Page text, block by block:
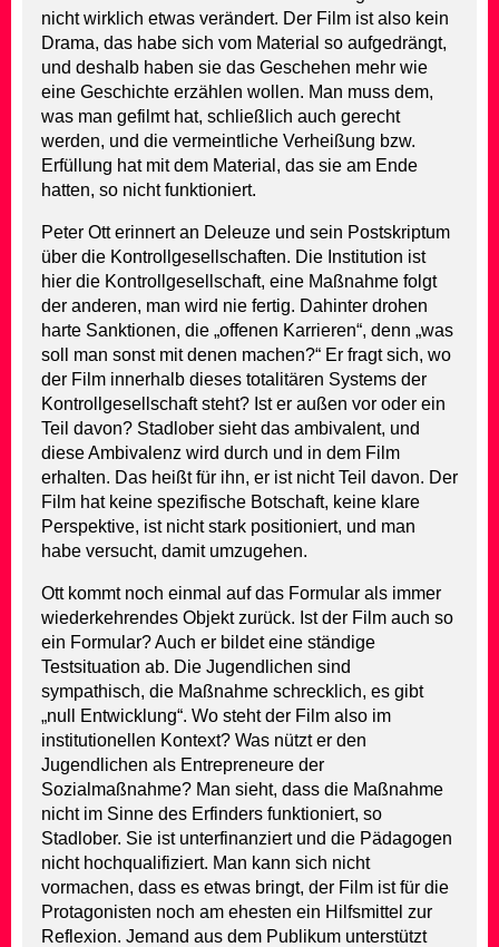
nicht wirklich etwas verändert. Der Film ist also kein
Drama, das habe sich vom Material so aufgedrängt,
und deshalb haben sie das Geschehen mehr wie
eine Geschichte erzählen wollen. Man muss dem,
was man gefilmt hat, schließlich auch gerecht
werden, und die vermeintliche Verheißung bzw.
Erfüllung hat mit dem Material, das sie am Ende
hatten, so nicht funktioniert.
Peter Ott erinnert an Deleuze und sein Postskriptum
über die Kontrollgesellschaften. Die Institution ist
hier die Kontrollgesellschaft, eine Maßnahme folgt
der anderen, man wird nie fertig. Dahinter drohen
harte Sanktionen, die „offenen Karrieren“, denn „was
soll man sonst mit denen machen?“ Er fragt sich, wo
der Film innerhalb dieses totalitären Systems der
Kontrollgesellschaft steht? Ist er außen vor oder ein
Teil davon? Stadlober sieht das ambivalent, und
diese Ambivalenz wird durch und in dem Film
erhalten. Das heißt für ihn, er ist nicht Teil davon. Der
Film hat keine spezifische Botschaft, keine klare
Perspektive, ist nicht stark positioniert, und man
habe versucht, damit umzugehen.
Ott kommt noch einmal auf das Formular als immer
wiederkehrendes Objekt zurück. Ist der Film auch so
ein Formular? Auch er bildet eine ständige
Testsituation ab. Die Jugendlichen sind
sympathisch, die Maßnahme schrecklich, es gibt
„null Entwicklung“. Wo steht der Film also im
institutionellen Kontext? Was nützt er den
Jugendlichen als Entrepreneure der
Sozialmaßnahme? Man sieht, dass die Maßnahme
nicht im Sinne des Erfinders funktioniert, so
Stadlober. Sie ist unterfinanziert und die Pädagogen
nicht hochqualifiziert. Man kann sich nicht
vormachen, dass es etwas bringt, der Film ist für die
Protagonisten noch am ehesten ein Hilfsmittel zur
Reflexion. Jemand aus dem Publikum unterstützt